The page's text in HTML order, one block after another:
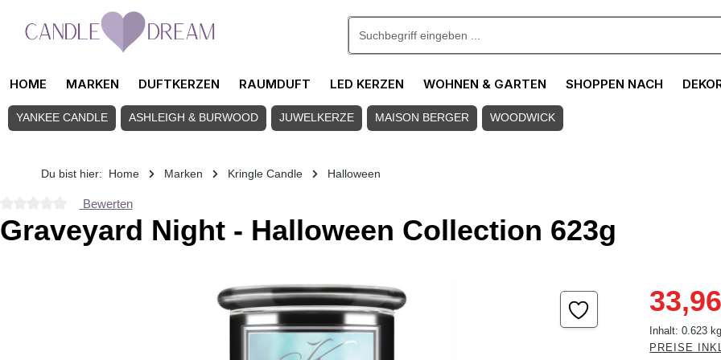
Zum Hauptinhalt springen
HOME MARKEN DUFTKERZEN RAUMDUFT LED KERZEN WOHNEN & GARTEN SHOPPEN NACH
YANKEE CANDLE ASHLEIGH & BURWOOD JUWELKERZE MAISON BERGER WOODWICK
Du bist hier: Home Marken Kringle Candle Halloween
Durchschnittliche Bewertung von 0 von 5 Sternen
Bewerten
Graveyard Night - Halloween Collection 623g
Inhalt:0.623
PREISE